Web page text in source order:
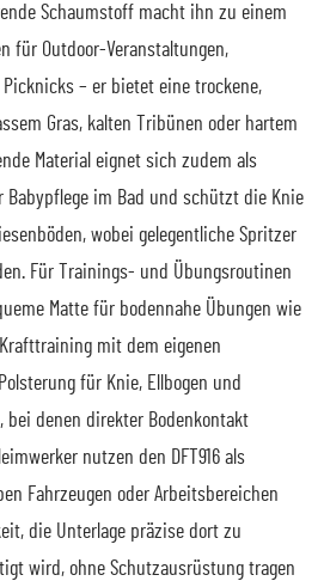
Schaumstoff macht ihn zu einem
für Outdoor-Veranstaltungen,
– er bietet eine trockene,
Gras, kalten Tribünen oder hartem
Material eignet sich zudem als
Babypflege im Bad und schützt die Knie
wobei gelegentliche Spritzer
Für Trainings- und Übungsroutinen
Matte für bodennahe Übungen wie
mit dem eigenen
für Knie, Ellbogen und
bei denen direkter Bodenkontakt
nutzen den DFT916 als
Fahrzeugen oder Arbeitsbereichen
die Unterlage präzise dort zu
wird, ohne Schutzausrüstung tragen